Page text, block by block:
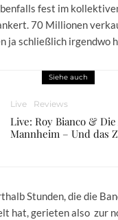
fest im
70 Millionen
ja schließlich irgendwo
Siehe auch
Live Reviews
Live: Roy Bianco &
Mannheim – Und das
Stunden, die die
hat, gerieten also zur